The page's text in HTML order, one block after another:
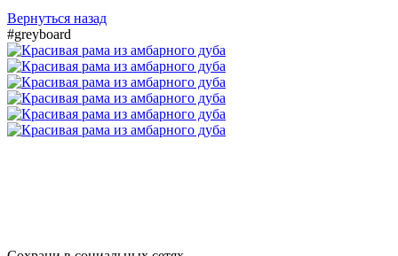
Вернуться назад
#greyboard